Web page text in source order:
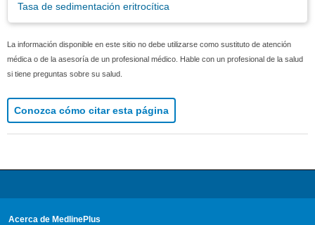
Tasa de sedimentación eritrocítica
La información disponible en este sitio no debe utilizarse como sustituto de atención
médica o de la asesoría de un profesional médico. Hable con un profesional de la salud
si tiene preguntas sobre su salud.
Conozca cómo citar esta página
Acerca de MedlinePlus